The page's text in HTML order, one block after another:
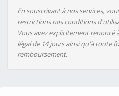
En souscrivant à nos services,
restrictions nos conditions
Vous avez explicitement renoncé
légal de 14 jours ainsi qu'à toute
remboursement.